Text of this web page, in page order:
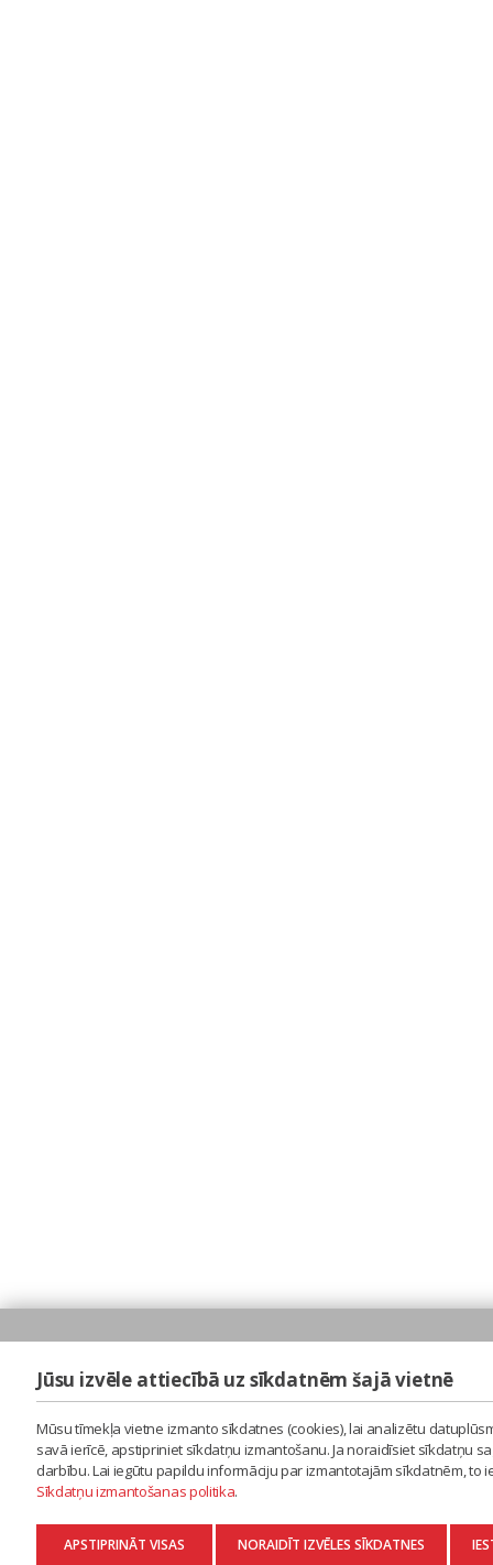
Jūsu izvēle attiecībā uz sīkdatnēm šajā vietnē
Mūsu tīmekļa vietne izmanto sīkdatnes (cookies), lai analizētu
savā ierīcē, apstipriniet sīkdatņu izmantošanu. Ja noraidīsiet sīkdatņu
darbību. Lai iegūtu papildu informāciju par izmantotajām sīkdatnēm,
Sīkdatņu izmantošanas politika.
APSTIPRINĀT VISAS NORAIDĪT IZVĒLES SĪKDATNES